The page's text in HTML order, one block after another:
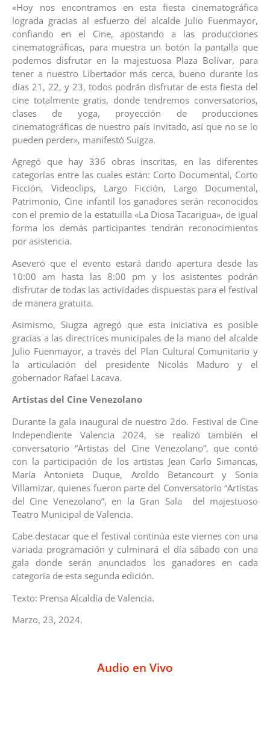
«Hoy nos encontramos en esta fiesta cinematográfica
lograda gracias al esfuerzo del alcalde Julio Fuenmayor,
confiando en el Cine, apostando a las producciones
cinematográficas, para muestra un botón la pantalla que
podemos disfrutar en la majestuosa Plaza Bolívar, para
tener a nuestro Libertador más cerca, bueno durante los
días 21, 22, y 23, todos podrán disfrutar de esta fiesta del
cine totalmente gratis, donde tendremos conversatorios,
clases de yoga, proyección de producciones
cinematográficas de nuestro país invitado, así que no se lo
pueden perder», manifestó Suigza.
Agregó que hay 336 obras inscritas, en las diferentes
categorías entre las cuales están: Corto Documental, Corto
Ficción, Videoclips, Largo Ficción, Largo Documental,
Patrimonio, Cine infantil los ganadores serán reconocidos
con el premio de la estatuilla «La Diosa Tacarigua», de igual
forma los demás participantes tendrán reconocimientos
por asistencia.
Aseveró que el evento estará dando apertura desde las
10:00 am hasta las 8:00 pm y los asistentes podrán
disfrutar de todas las actividades dispuestas para el festival
de manera gratuita.
Asimismo, Siugza agregó que esta iniciativa es posible
gracias a las directrices municipales de la mano del alcalde
Julio Fuenmayor, a través del Plan Cultural Comunitario y
la articulación del presidente Nicolás Maduro y el
gobernador Rafael Lacava.
Artistas del Cine Venezolano
Durante la gala inaugural de nuestro 2do. Festival de Cine
Independiente Valencia 2024, se realizó también el
conversatorio “Artistas del Cine Venezolano”, que contó
con la participación de los artistas Jean Carlo Simancas,
María Antonieta Duque, Aroldo Betancourt y Sonia
Villamizar, quienes fueron parte del Conversatorio “Artistas
del Cine Venezolano”, en la Gran Sala del majestuoso
Teatro Municipal de Valencia.
Cabe destacar que el festival continúa este viernes con una
variada programación y culminará el día sábado con una
gala donde serán anunciados los ganadores en cada
categoría de esta segunda edición.
Texto: Prensa Alcaldía de Valencia.
Marzo, 23, 2024.
Audio en Vivo